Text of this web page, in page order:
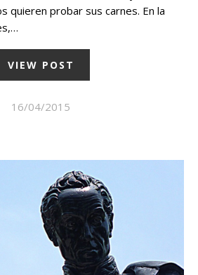
quieren probar sus carnes. En la
VIEW POST
16/04/2015